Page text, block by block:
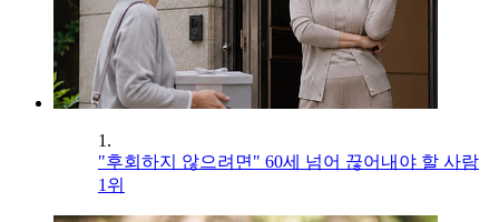
1.
"후회하지 않으려면" 60세 넘어 끊어내야 할 사람
1위